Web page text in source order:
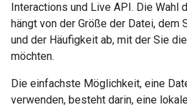
Interactions und Live API. Die Wahl
hängt von der Größe der Datei, dem
und der Häufigkeit ab, mit der Sie
möchten.
Die einfachste Möglichkeit, eine
verwenden, besteht darin, eine